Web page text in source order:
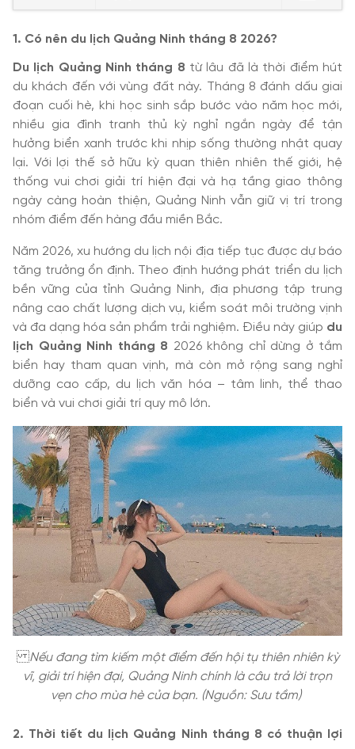
1. Có nên du lịch Quảng Ninh tháng 8 2026?
Du lịch Quảng Ninh tháng 8 từ lâu đã là thời điểm hút
du khách đến với vùng đất này. Tháng 8 đánh dấu giai
đoạn cuối hè, khi học sinh sắp bước vào năm học mới,
nhiều gia đình tranh thủ kỳ nghỉ ngắn ngày để tận
hưởng biển xanh trước khi nhịp sống thường nhật quay
lại. Với lợi thế sở hữu kỳ quan thiên nhiên thế giới, hệ
thống vui chơi giải trí hiện đại và hạ tầng giao thông
ngày càng hoàn thiện, Quảng Ninh vẫn giữ vị trí trong
nhóm điểm đến hàng đầu miền Bắc.
Năm 2026, xu hướng du lịch nội địa tiếp tục được dự báo
tăng trưởng ổn định. Theo định hướng phát triển du lịch
bền vững của tỉnh Quảng Ninh, địa phương tập trung
nâng cao chất lượng dịch vụ, kiểm soát môi trường vịnh
và đa dạng hóa sản phẩm trải nghiệm. Điều này giúp du
lịch Quảng Ninh tháng 8 2026 không chỉ dừng ở tắm
biển hay tham quan vịnh, mà còn mở rộng sang nghỉ
dưỡng cao cấp, du lịch văn hóa – tâm linh, thể thao
biển và vui chơi giải trí quy mô lớn.
Nếu đang tìm kiếm một điểm đến hội tụ thiên nhiên kỳ
vĩ, giải trí hiện đại, Quảng Ninh chính là câu trả lời trọn
vẹn cho mùa hè của bạn. (Nguồn: Sưu tầm)
2. Thời tiết du lịch Quảng Ninh tháng 8 có thuận lợi